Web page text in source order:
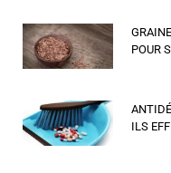
POUR
ILS